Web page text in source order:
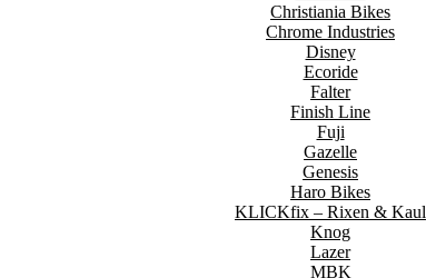
Christiania Bikes
Chrome Industries
Disney
Ecoride
Falter
Finish Line
Fuji
Gazelle
Genesis
Haro Bikes
KLICKfix – Rixen & Kaul
Knog
Lazer
MBK